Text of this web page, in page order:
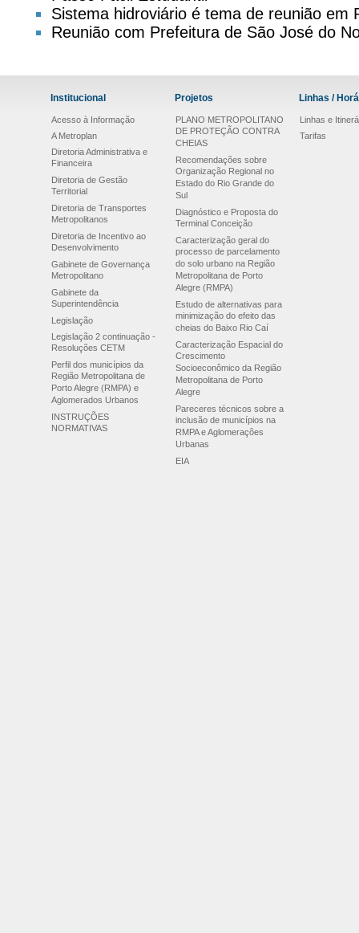
Sistema hidroviário é tema de reunião em
Reunião com Prefeitura de São José do
Institucional
Acesso à Informação
A Metroplan
Diretoria Administrativa e
Financeira
Diretoria de Gestão
Territorial
Diretoria de Transportes
Metropolitanos
Diretoria de Incentivo ao
Desenvolvimento
Gabinete de Governança
Metropolitano
Gabinete da
Superintendência
Legislação
Legislação 2 continuação -
Resoluções CETM
Perfil dos municípios da
Região Metropolitana de
Porto Alegre (RMPA) e
Aglomerados Urbanos
INSTRUÇÕES
NORMATIVAS
Projetos
PLANO METROPOLITANO
DE PROTEÇÃO CONTRA
CHEIAS
Recomendações sobre
Organização Regional no
Estado do Rio Grande do
Sul
Diagnóstico e Proposta do
Terminal Conceição
Caracterização geral do
processo de parcelamento
do solo urbano na Região
Metropolitana de Porto
Alegre (RMPA)
Estudo de alternativas para
minimização do efeito das
cheias do Baixo Rio Caí
Caracterização Espacial do
Crescimento
Socioeconômico da Região
Metropolitana de Porto
Alegre
Pareceres técnicos sobre a
inclusão de municípios na
RMPA e Aglomerações
Urbanas
EIA
Linhas /
Linhas e
Tarifas